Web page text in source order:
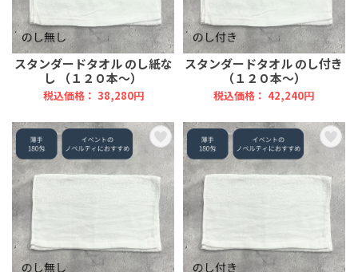
スタンダードタオル のし紙な
し （１２０本～）
税込価格： 38,280円
スタンダードタオル のし付き
（１２０本～）
税込価格： 42,240円